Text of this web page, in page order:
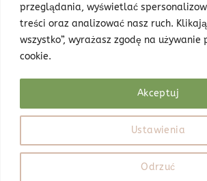
przeglądania, wyświetlać
treści oraz analizować nasz ruch.
wszystko”, wyrażasz zgodę na używanie
cookie.
Ustawienia
Odrzuć
Akceptuj
© Copyright 2026 | Beauty
Web Design